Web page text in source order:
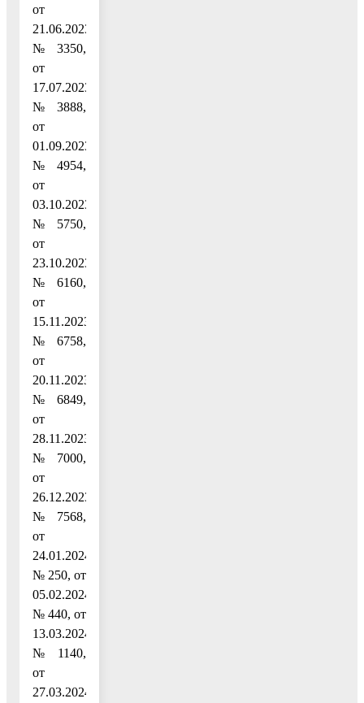
от
21.06.2023
№ 3350,
от
17.07.2023
№ 3888,
от
01.09.2023
№ 4954,
от
03.10.2023
№ 5750,
от
23.10.2023
№ 6160,
от
15.11.2023
№ 6758,
от
20.11.2023
№ 6849,
от
28.11.2023
№ 7000,
от
26.12.2023
№ 7568,
от
24.01.2024
№ 250, от
05.02.2024
№ 440, от
13.03.2024
№ 1140,
от
27.03.2024